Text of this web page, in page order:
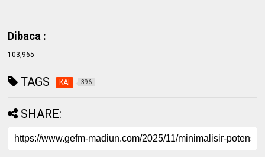
Dibaca :
103,965
TAGS KAI 396
SHARE: